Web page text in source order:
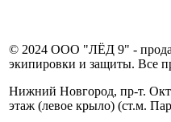
© 2024 ООО "ЛЁД 9" -
экипировки и защиты. Все
Нижний Новгород, пр-т.
этаж (левое крыло) (ст.м.